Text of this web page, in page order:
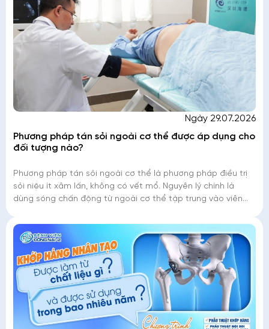
Ngày 29.07.2026
Phương pháp tán sỏi ngoài cơ thể được áp dụng cho
đối tượng nào?
Phương pháp tán sỏi ngoài cơ thể là phương pháp điều trị
sỏi niệu ít xâm lấn, không có vết mổ. Nguyên lý chính là
dùng sóng chấn động từ ngoài cơ thể tập trung vào viên